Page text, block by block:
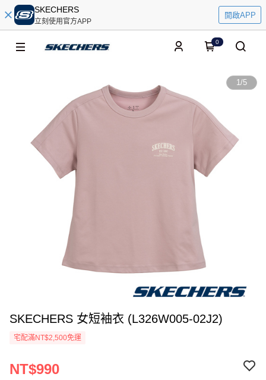
SKECHERS
立刻使用官方APP
開啟APP
0
1/5
SKECHERS 女短袖衣 (L326W005-02J2)
宅配滿NT$2,500免運
NT$990